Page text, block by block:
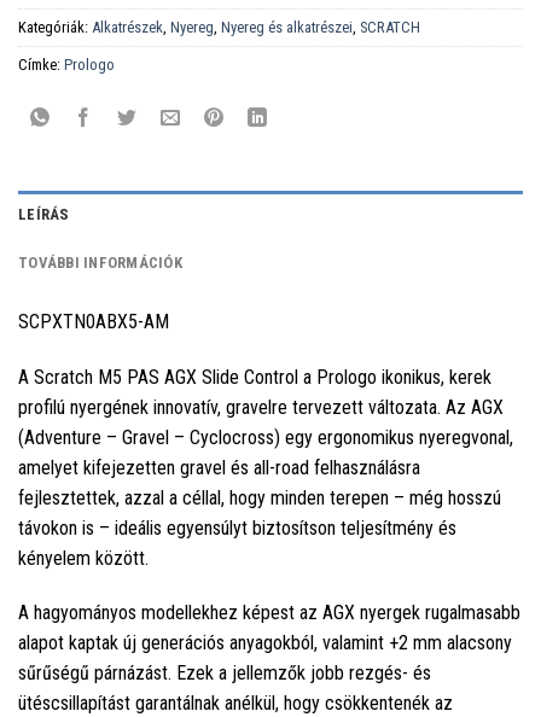
Kategóriák: Alkatrészek Nyereg Nyereg és alkatrészei SCRATCH
Címke: Prologo
LEÍRÁS
TOVÁBBI INFORMÁCIÓK
SCPXTN0ABX5-AM
A Scratch M5 PAS AGX Slide Control a Prologo ikonikus, kerek
profilú nyergének innovatív, gravelre tervezett változata. Az AGX
(Adventure – Gravel – Cyclocross) egy ergonomikus nyeregvonal,
amelyet kifejezetten gravel és all-road felhasználásra
fejlesztettek, azzal a céllal, hogy minden terepen – még hosszú
távokon is – ideális egyensúlyt biztosítson teljesítmény és
kényelem között.
A hagyományos modellekhez képest az AGX nyergek rugalmasabb
alapot kaptak új generációs anyagokból, valamint +2 mm alacsony
sűrűségű párnázást. Ezek a jellemzők jobb rezgés- és
ütéscsillapítást garantálnak anélkül, hogy csökkentenék az